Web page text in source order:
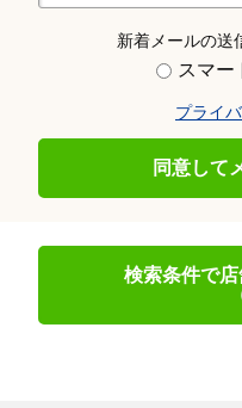
新着メールの送
スマー
プライ
同意して
検索条件で